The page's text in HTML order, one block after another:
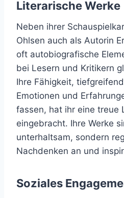
Literarische Werke
Neben ihrer
Ohlsen auch als Autorin
oft autobiografische
bei Lesern und Kritikern
Ihre Fähigkeit,
Emotionen und
fassen, hat ihr eine treue
eingebracht. Ihre Werke
unterhaltsam, sondern
Nachdenken an und
Soziales